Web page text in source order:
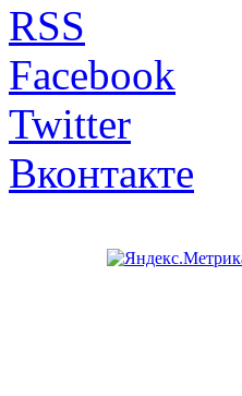
RSS
Facebook
Twitter
Вконтакте